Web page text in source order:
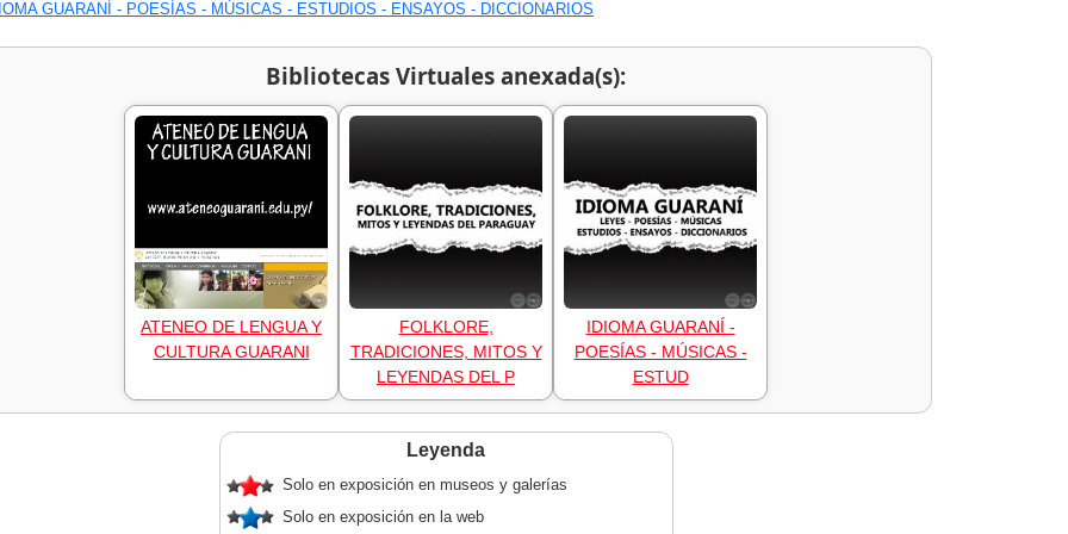
GUARANÍ - POESÍAS - MÚSICAS - ESTUDIOS - ENSAYOS - DICCIONARIOS
Bibliotecas Virtuales anexada(s):
ATENEO DE LENGUA Y
CULTURA GUARANI
FOLKLORE,
TRADICIONES, MITOS Y
LEYENDAS DEL P
IDIOMA GUARANÍ -
POESÍAS - MÚSICAS -
ESTUD
Leyenda
Solo en exposición en museos y galerías
Solo en exposición en la web